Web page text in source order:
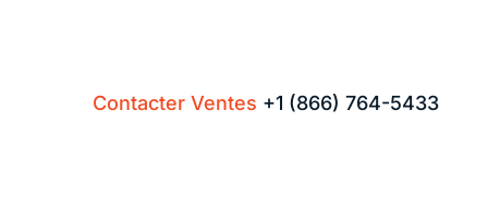
Contacter Ventes +1 (866) 764-5433